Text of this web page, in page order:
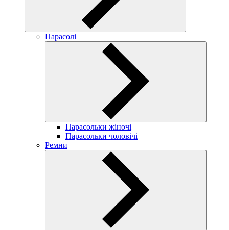
Парасолі
Парасольки жіночі
Парасольки чоловічі
Ремни